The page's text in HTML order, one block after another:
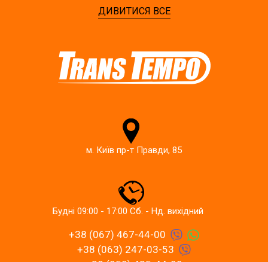
ДИВИТИСЯ ВСЕ
м. Київ пр-т Правди, 85
Будні 09:00 - 17:00 Сб. - Нд. вихідний
+38 (067) 467-44-00
+38 (063) 247-03-53